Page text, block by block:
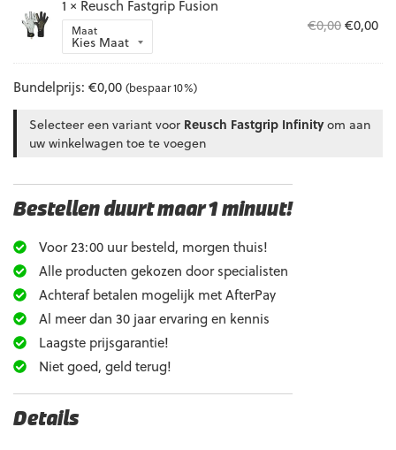
1 × Reusch Fastgrip Fusion
Maat €0,00
was:
€0,00
is:
Bundelprijs: €0,00 (bespaar 10%)
Selecteer een variant voor Reusch Fastgrip Infinityom aan
uw winkelwagen toe te voegen
Bestellen duurt maar 1 minuut!
Voor 23:00 uur besteld, morgen thuis!
Alle producten gekozen door specialisten
Achteraf betalen mogelijk met AfterPay
Al meer dan 30 jaar ervaring en kennis
Laagste prijsgarantie!
Niet goed, geld terug!
Details